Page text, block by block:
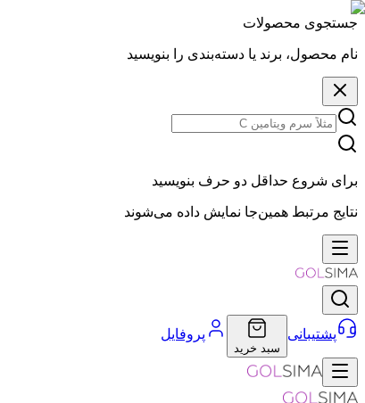
جستجوی محصولات
نام محصول، برند یا دسته‌بندی را بنویسید
برای شروع حداقل دو حرف بنویسید
نتایج مرتبط همین‌جا نمایش داده می‌شوند
پشتیبانی
سبد خرید
پروفایل